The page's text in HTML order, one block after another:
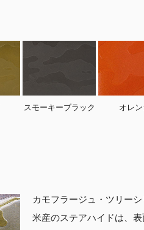
スモーキーブラック オレン
カモフラージュ・ツリー
米産のステアハイドは、